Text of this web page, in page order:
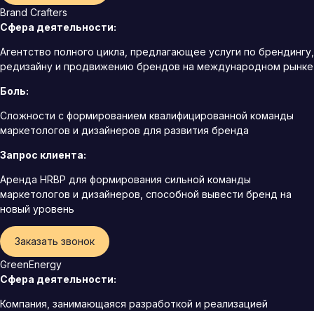
Brand Crafters
Сфера деятельности:
Агентство полного цикла, предлагающее услуги по брендингу,
редизайну и продвижению брендов на международном рынке
Боль:
Сложности с формированием квалифицированной команды
маркетологов и дизайнеров для развития бренда
Запрос клиента:
Аренда HRBP для формирования сильной команды
маркетологов и дизайнеров, способной вывести бренд на
новый уровень
Заказать звонок
GreenEnergy
Сфера деятельности:
Компания, занимающаяся разработкой и реализацией